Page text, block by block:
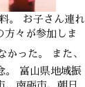
。 お子さん連れ
々が参加しま
かった。 また、
。 富山県地域振